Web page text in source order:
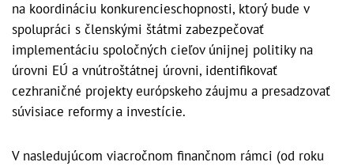
na koordináciu konkurencieschopnosti, ktorý bude v
spolupráci s členskými štátmi zabezpečovať
implementáciu spoločných cieľov únijnej politiky na
úrovni EÚ a vnútroštátnej úrovni, identifikovať
cezhraničné projekty európskeho záujmu a presadzovať
súvisiace reformy a investície.
V nasledujúcom viacročnom finančnom rámci (od roku